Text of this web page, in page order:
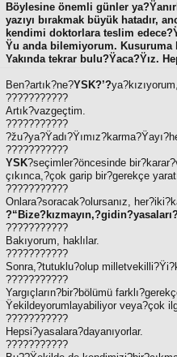
Böylesine önemli günler
yazıyı bırakmak büyük hatadır,
kendimi doktorlara teslim
Ÿu anda bilemiyorum. Kusuruma
Yakında tekrar bulu?Ÿaca?Ÿız.
Ben?artık?ne?YSK?’?
???????????
Artık?vazgeçtim.
???????????
???????????
YSK?seçimler?öncesinde
çıkınca,?çok garip bir?gerekçe
???????????
Onlara?soracak?olursanız,
???????????
Bakıyorum, haklılar.
???????????
Sonra,?tutuklu?olup
???????????
Yargıçların?bir?bölümü
Ÿekildeyorumlayabiliyor veya?çok
???????????
Hepsi?yasalara?dayanıyorlar.
???????????